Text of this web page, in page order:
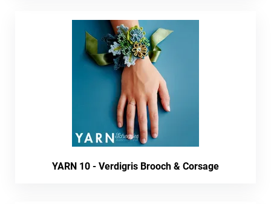
YARN 10 - Verdigris Brooch & Corsage